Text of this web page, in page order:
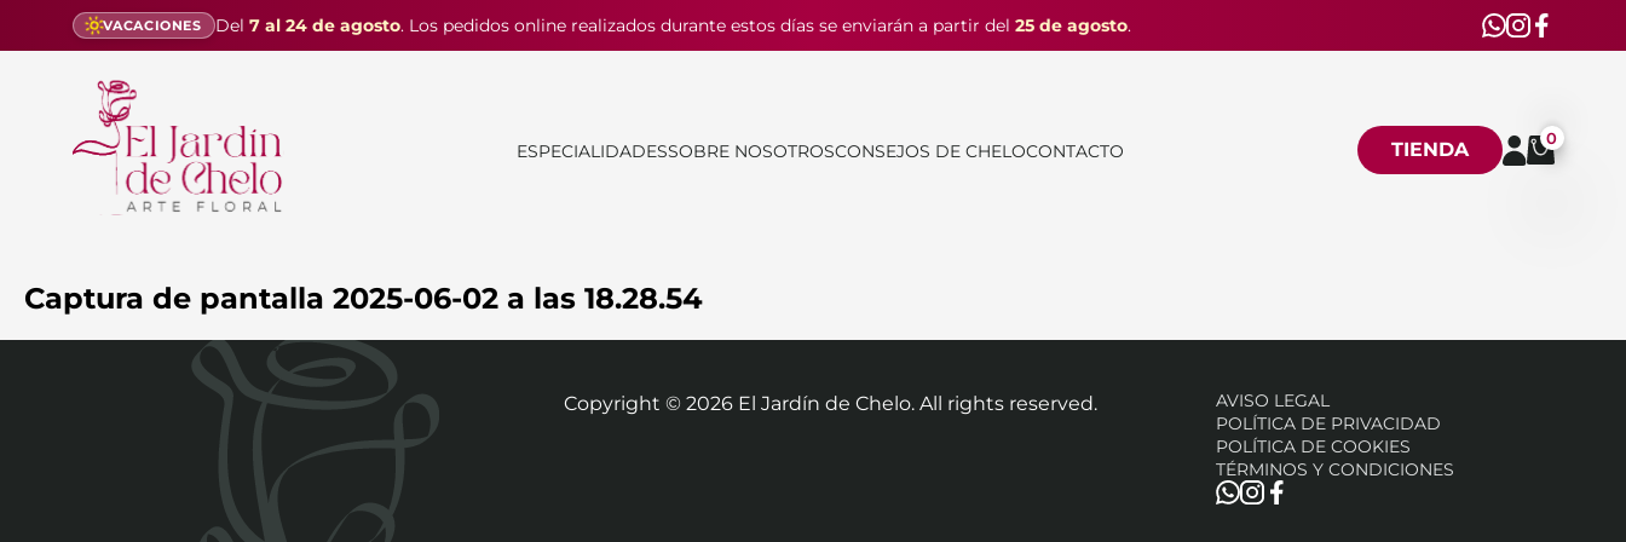
VACACIONES Del 7 al 24 de agosto. Los pedidos online realizados durante estos días se enviarán a partir del 25 de agosto.
ESPECIALIDADESSOBRE NOSOTROSCONSEJOS DE CHELOCONTACTO TIENDA 0
Captura de pantalla 2025-06-02 a las 18.28.54
Copyright © 2026El Jardín de Chelo. All rights reserved.
AVISO LEGAL
POLÍTICA DE PRIVACIDAD
POLÍTICA DE COOKIES
TÉRMINOS Y CONDICIONES